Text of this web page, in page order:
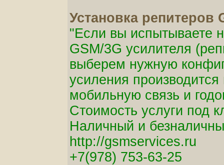
Установка
"Если вы испытываете
GSM/3G усилителя
выберем нужную
усиления
мобильную связь и
Стоимость услуги под
Наличный и
http://gsmservices.ru
+7(978) 753-63-25